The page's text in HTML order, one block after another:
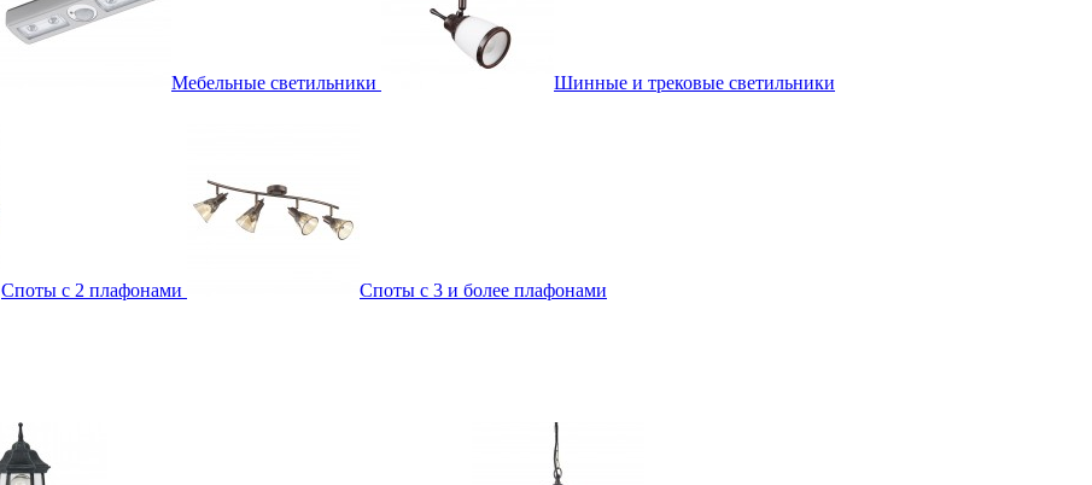
Мебельные светильники
Шинные и трековые светильники
Споты с 2 плафонами
Споты с 3 и более плафонами